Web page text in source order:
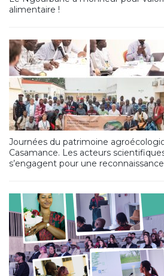
alimentaire !
Journées du patrimoine
Casamance. Les acteurs
s’engagent pour une